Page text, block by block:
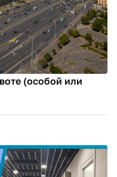
(особой или